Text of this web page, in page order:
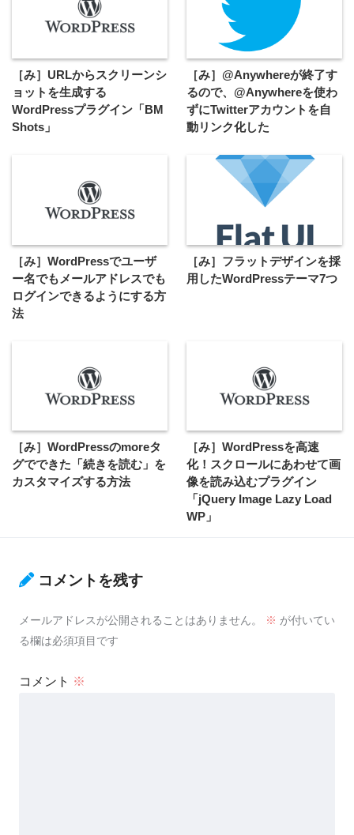
［み］URLからスクリーンシ
ョットを生成する
WordPressプラグイン「BM
Shots」
［み］@Anywhereが終了す
るので、@Anywhereを使わ
ずにTwitterアカウントを自
動リンク化した
［み］WordPressでユーザ
ー名でもメールアドレスでも
ログインできるようにする方
法
［み］フラットデザインを採
用したWordPressテーマ7つ
［み］WordPressのmoreタ
グでできた「続きを読む」を
カスタマイズする方法
［み］WordPressを高速
化！スクロールにあわせて画
像を読み込むプラグイン
「jQuery Image Lazy Load
WP」
コメントを残す
メールアドレスが公開されることはありません。 ※ が付いてい
る欄は必須項目です
コメント ※